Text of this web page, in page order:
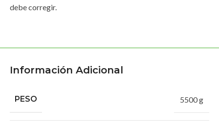
debe corregir.
Información Adicional
PESO 5500 g